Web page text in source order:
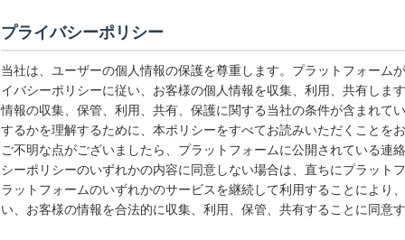
プライバシーポリシー
当社は、ユーザーの個人情報の保護を尊重します。プラットフォーム
イバシーポリシーに従い、お客様の個人情報を収集、利用、共有しま
情報の収集、保管、利用、共有、保護に関する当社の条件が含まれて
するかを理解するために、本ポリシーをすべてお読みいただくことを
ご不明な点がございましたら、プラットフォームに公開されている連
シーポリシーのいずれかの内容に同意しない場合は、直ちにプラット
ラットフォームのいずれかのサービスを継続して利用することにより
い、お客様の情報を合法的に収集、利用、保管、共有することに同意す